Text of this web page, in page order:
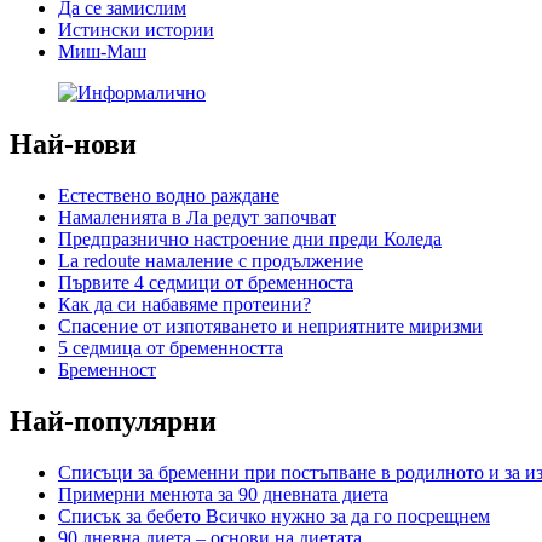
Да се замислим
Истински истории
Миш-Маш
Най-нови
Естествено водно раждане
Намаленията в Ла редут започват
Предпразнично настроение дни преди Коледа
La redoute намаление с продължение
Първите 4 седмици от бременноста
Как да си набавяме протеини?
Спасение от изпотяването и неприятните миризми
5 седмица от бременността
Бременност
Най-популярни
Списъци за бременни при постъпване в родилното и за
Примерни менюта за 90 дневната диета
Списък за бебето Всичко нужно за да го посрещнем
90 дневна диета – основи на диетата